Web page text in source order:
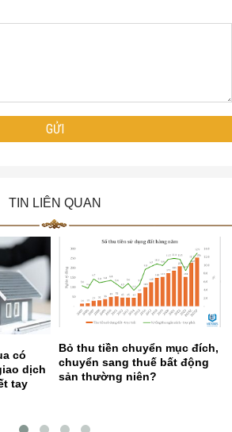
TIN LIÊN QUAN
có
dịch
tay
Bỏ thu tiền chuyển mục đích,
chuyển sang thuế bất động
sản thường niên?